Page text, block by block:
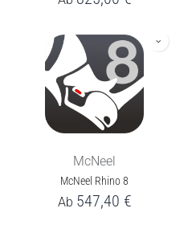
McNeel
McNeel Rhino 8
Ab 547,40 €